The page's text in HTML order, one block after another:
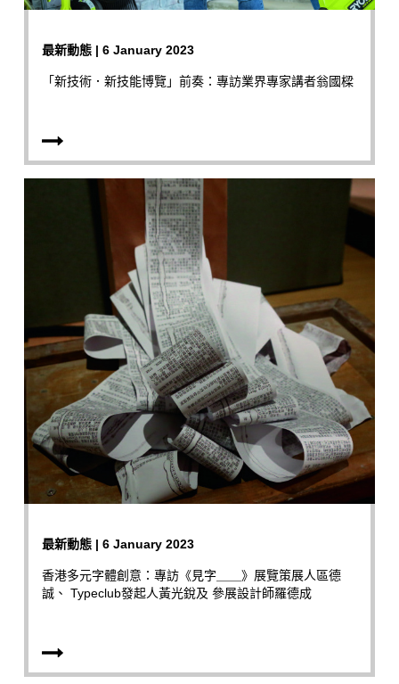
最新動態 | 6 January 2023
「新技術．新技能博覽」前奏：專訪業界專家講者翁國樑
最新動態 | 6 January 2023
香港多元字體創意：專訪《見字＿＿》展覽策展人區德
誠、 Typeclub發起人黃光銳及 參展設計師羅德成